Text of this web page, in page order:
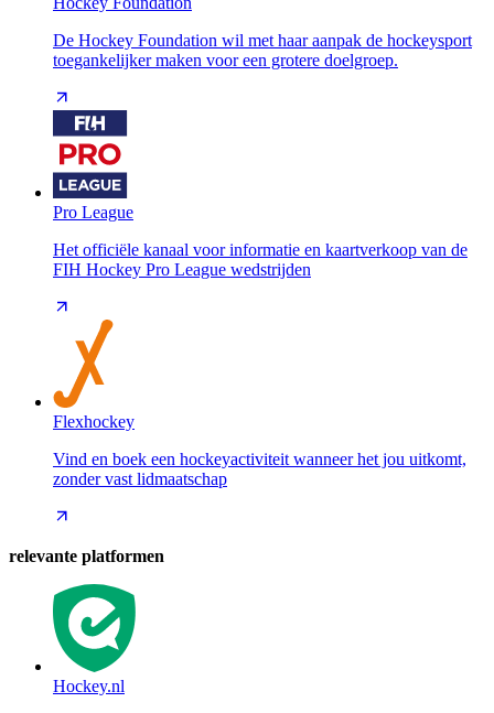
De Hockey Foundation wil met haar aanpak de hockeysport
toegankelijker maken voor een grotere doelgroep.
Pro League
Het officiële kanaal voor informatie en kaartverkoop van de
FIH Hockey Pro League wedstrijden
Flexhockey
Vind en boek een hockeyactiviteit wanneer het jou uitkomt,
zonder vast lidmaatschap
relevante platformen
Hockey.nl